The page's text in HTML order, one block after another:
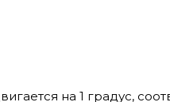
на 1 градус,